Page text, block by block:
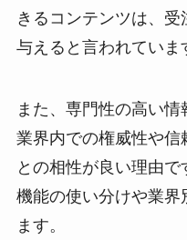
きるコンテンツは、
与えると言われていま
また、専門性の高い情
業界内での権威性や
との相性が良い理由
機能の使い分けや業界
ます。